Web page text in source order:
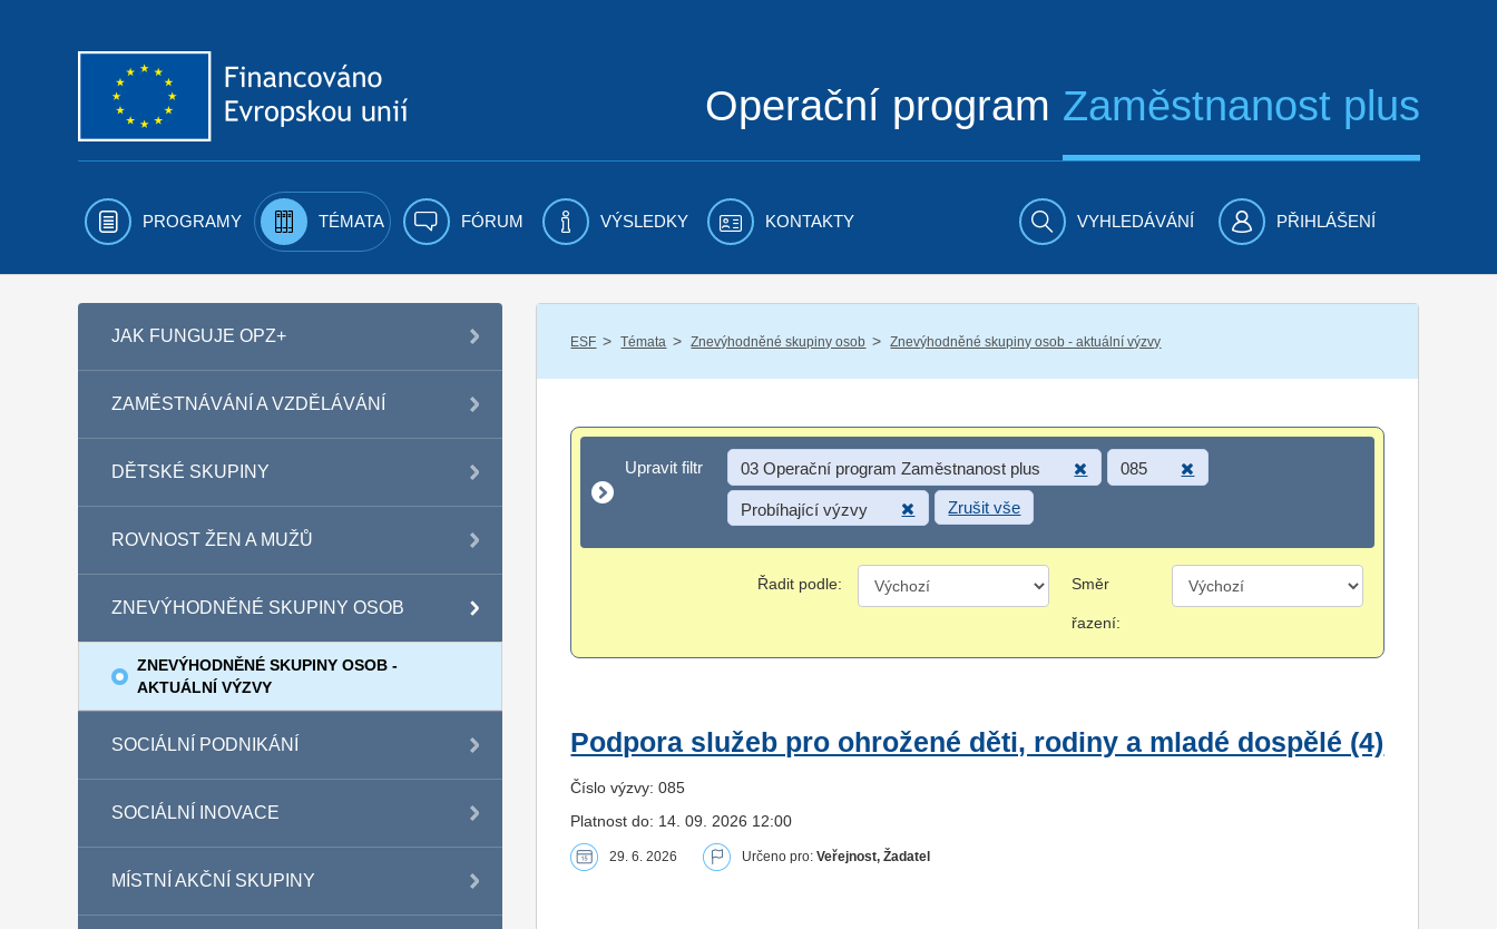
Operační program Zaměstnanost plus
PROGRAMY TÉMATA FÓRUM VÝSLEDKY KONTAKTY VYHLEDÁVÁNÍ PŘIHLÁŠENÍ
JAK FUNGUJE OPZ+
ZAMĚSTNÁVÁNÍ A VZDĚLÁVÁNÍ
DĚTSKÉ SKUPINY
ROVNOST ŽEN A MUŽŮ
ZNEVÝHODNĚNÉ SKUPINY OSOB
ZNEVÝHODNĚNÉ SKUPINY OSOB -
AKTUÁLNÍ VÝZVY
SOCIÁLNÍ PODNIKÁNÍ
SOCIÁLNÍ INOVACE
MÍSTNÍ AKČNÍ SKUPINY
ESF / Témata / Znevýhodněné skupiny osob / Znevýhodněné skupiny osob - aktuální výzvy
Upravit filtr
Upravit filtr 03 Operační program Zaměstnanost plus 085
Probíhající výzvy Zrušit vše
Řadit podle: Směr
řazení:
Podpora služeb pro ohrožené děti, rodiny a mladé dospělé (4)
Číslo výzvy: 085
Platnost do: 14. 09. 2026 12:00
29. 6. 2026 Určeno pro:Veřejnost, Žadatel